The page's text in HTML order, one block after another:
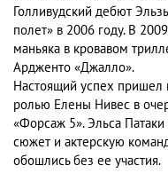
Голливудский дебют
полет» в 2006 году. В
маньяка в кровавом
Ардженто «Джалло».
Настоящий успех пришел
ролью Елены Нивес в
«Форсаж 5». Эльса Патаки
сюжет и актерскую
обошлись без ее участия.